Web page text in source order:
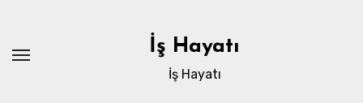
content
İş Hayatı
İş Hayatı